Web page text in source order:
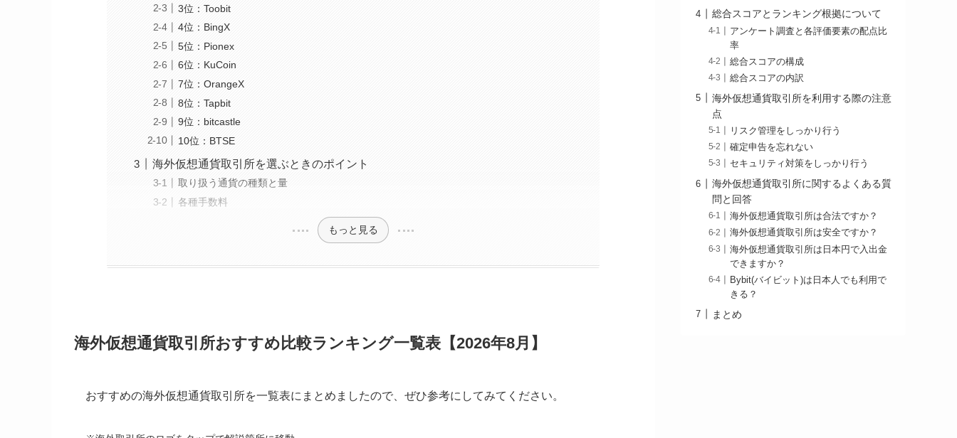
3位：Toobit
4位：BingX
5位：Pionex
6位：KuCoin
7位：OrangeX
8位：Tapbit
9位：bitcastle
10位：BTSE
海外仮想通貨取引所を選ぶときのポイント
取り扱う通貨の種類と量
各種手数料
もっと見る
海外仮想通貨取引所おすすめ比較ランキング一覧表【2026年8月】
おすすめの海外仮想通貨取引所を一覧表にまとめましたので、ぜひ参考にしてみてください。
総合スコアとランキング根拠について
アンケート調査と各評価要素の配点比
率
総合スコアの構成
総合スコアの内訳
海外仮想通貨取引所を利用する際の注意
点
リスク管理をしっかり行う
確定申告を忘れない
セキュリティ対策をしっかり行う
海外仮想通貨取引所に関するよくある質
問と回答
海外仮想通貨取引所は合法ですか？
海外仮想通貨取引所は安全ですか？
海外仮想通貨取引所は日本円で入出金
できますか？
Bybit(バイビット)は日本人でも利用で
きる？
まとめ